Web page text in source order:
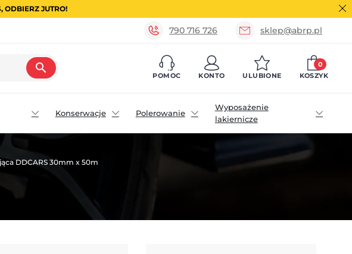
ODBIERZ JUTRO!
790 716 726 sklep@abrp.pl
search
POMOC KONTO ULUBIONE KOSZYK
0
Konserwacje Polerowanie
Wyposażenie
lakiernicze
DDCARS 30mm x 50m